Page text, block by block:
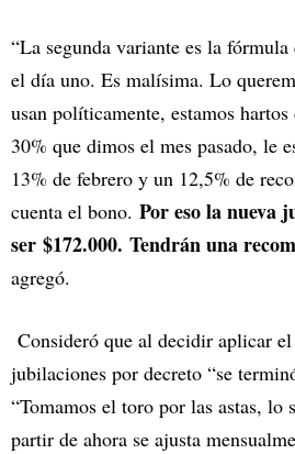
“La segunda variante es la
el día uno. Es malísima. Lo
usan políticamente, estamos
30% que dimos el mes pasado, le
13% de febrero y un 12,5% de
cuenta el bono. Por eso la nueva
ser $172.000. Tendrán una
agregó.
Consideró que al decidir aplicar
jubilaciones por decreto “se
“Tomamos el toro por las astas, lo
partir de ahora se ajusta